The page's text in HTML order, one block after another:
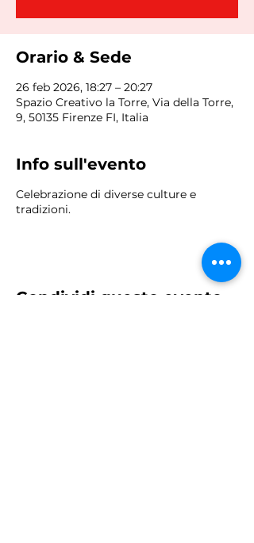
Orario & Sede
26 feb 2026, 18:27 – 20:27
Spazio Creativo la Torre, Via della Torre,
9, 50135 Firenze FI, Italia
Info sull'evento
Celebrazione di diverse culture e
tradizioni.
Condividi questo evento